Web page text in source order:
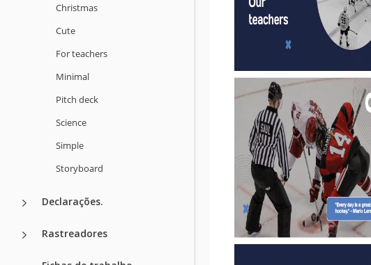
Christmas
Cute
For teachers
Minimal
Pitch deck
Science
Simple
Storyboard
Declarações.
Rastreadores